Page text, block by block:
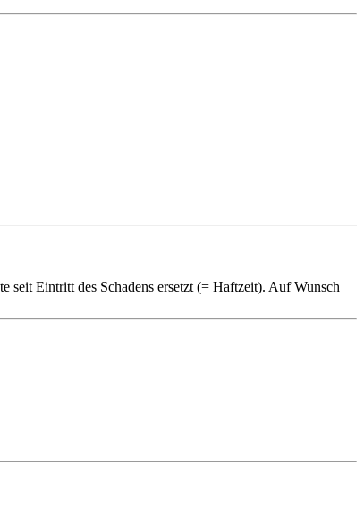
Eintritt des Schadens ersetzt (= Haftzeit). Auf Wunsch